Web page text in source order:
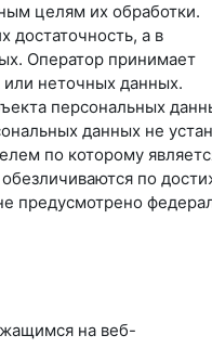
целям их обработки.
достаточность, а в
Оператор принимает
неточных данных.
персональных
данных не
по которому
по
предусмотрено
на веб-